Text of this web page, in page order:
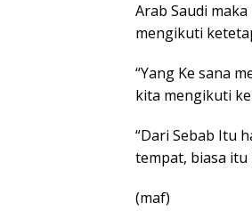
Arab Saudi
mengikuti
“Yang Ke sana
kita mengikuti
“Dari Sebab Itu
tempat, biasa itu
(maf)